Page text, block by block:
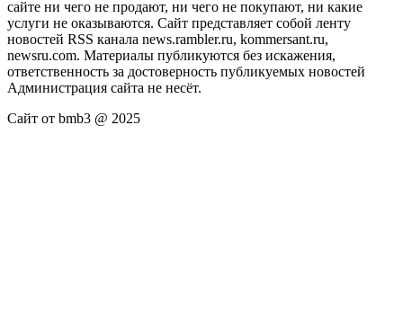
сайте ни чего не продают, ни чего не покупают, ни какие
услуги не оказываются. Сайт представляет собой ленту
новостей RSS канала news.rambler.ru, kommersant.ru,
newsru.com. Материалы публикуются без искажения,
ответственность за достоверность публикуемых новостей
Администрация сайта не несёт.
Сайт от bmb3 @ 2025